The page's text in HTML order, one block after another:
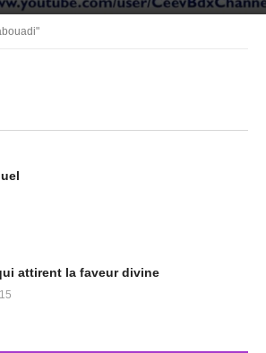
attirent la faveur divine